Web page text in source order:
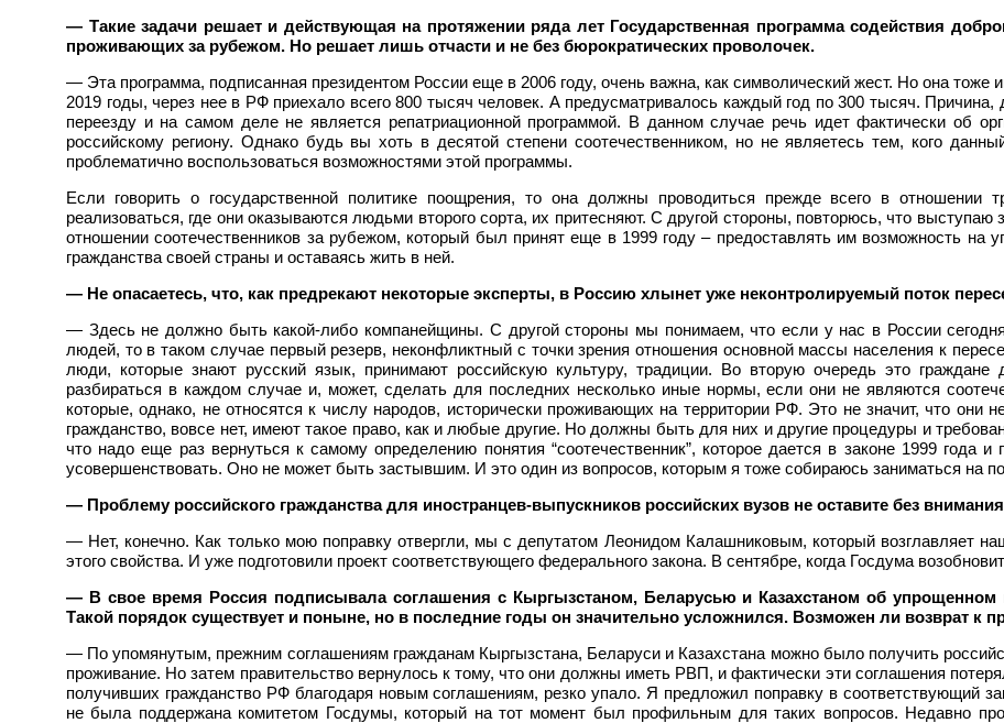
— Такие задачи решает и действующая на протяжении ряда лет Государственная программа содействия
проживающих за рубежом. Но решает лишь отчасти и не без бюрократических проволочек.
— Эта программа, подписанная президентом России еще в 2006 году, очень важна, как символический жест. Но она тоже
2019 годы, через нее в РФ приехало всего 800 тысяч человек. А предусматривалось каждый год по 300 тысяч. Причина,
переезду и на самом деле не является репатриационной программой. В данном случае речь идет фактически об
российскому региону. Однако будь вы хоть в десятой степени соотечественником, но не являетесь тем, кого
проблематично воспользоваться возможностями этой программы.
Если говорить о государственной политике поощрения, то она должны проводиться прежде всего в отношении
реализоваться, где они оказываются людьми второго сорта, их притесняют. С другой стороны, повторюсь, что
отношении соотечественников за рубежом, который был принят еще в 1999 году – предоставлять им возможность на
гражданства своей страны и оставаясь жить в ней.
— Не опасаетесь, что, как предрекают некоторые эксперты, в Россию хлынет уже неконтролируемый поток
— Здесь не должно быть какой-либо компанейщины. С другой стороны мы понимаем, что если у нас в России
людей, то в таком случае первый резерв, неконфликтный с точки зрения отношения основной массы населения к
люди, которые знают русский язык, принимают российскую культуру, традиции. Во вторую очередь это
разбираться в каждом случае и, может, сделать для последних несколько иные нормы, если они не являются
которые, однако, не относятся к числу народов, исторически проживающих на территории РФ. Это не значит, что они
гражданство, вовсе нет, имеют такое право, как и любые другие. Но должны быть для них и другие процедуры и
что надо еще раз вернуться к самому определению понятия “соотечественник”, которое дается в законе 1999 года
усовершенствовать. Оно не может быть застывшим. И это один из вопросов, которым я тоже собираюсь заниматься на
— Проблему российского гражданства для иностранцев-выпускников российских вузов не оставите без
— Нет, конечно. Как только мою поправку отвергли, мы с депутатом Леонидом Калашниковым, который возглавляет
этого свойства. И уже подготовили проект соответствующего федерального закона. В сентябре, когда Госдума
— В свое время Россия подписывала соглашения с Кыргызстаном, Беларусью и Казахстаном об
Такой порядок существует и поныне, но в последние годы он значительно усложнился. Возможен ли возврат к
— По упомянутым, прежним соглашениям гражданам Кыргызстана, Беларуси и Казахстана можно было получить
проживание. Но затем правительство вернулось к тому, что они должны иметь РВП, и фактически эти соглашения
получивших гражданство РФ благодаря новым соглашениям, резко упало. Я предложил поправку в соответствующий
не была поддержана комитетом Госдумы, который на тот момент был профильным для таких вопросов. Недавно